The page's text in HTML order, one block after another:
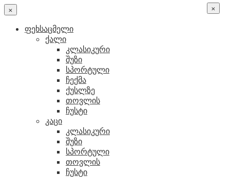
×
ფეხსაცმელი
ქალი
კლასიკური
შუზი
სპორტული
ჩექმა
ქუსლზე
თოვლის
ჩუსტი
კაცი
კლასიკური
შუზი
სპორტული
თოვლის
ჩუსტი
×